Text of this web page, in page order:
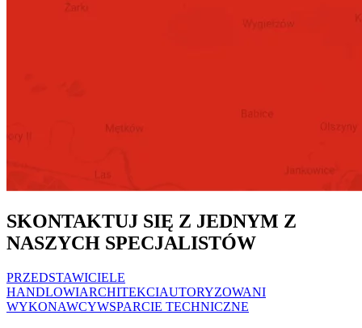
SKONTAKTUJ SIĘ Z JEDNYM Z
NASZYCH SPECJALISTÓW
PRZEDSTAWICIELE
HANDLOWIARCHITEKCIAUTORYZOWANI
WYKONAWCYWSPARCIE TECHNICZNE